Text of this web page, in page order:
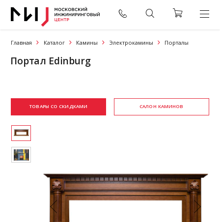
Главная Каталог Камины Электрокамины Порталы
Портал Edinburg
ТОВАРЫ СО СКИДКАМИ САЛОН КАМИНОВ